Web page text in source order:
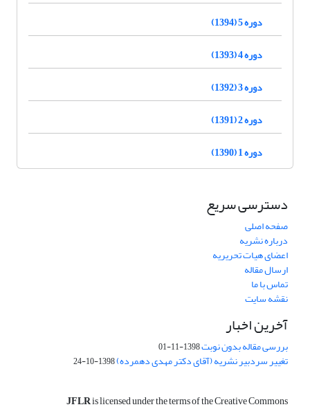
دوره 5 (1394)
دوره 4 (1393)
دوره 3 (1392)
دوره 2 (1391)
دوره 1 (1390)
دسترسی سریع
صفحه اصلی
درباره نشریه
اعضای هیات تحریریه
ارسال مقاله
تماس با ما
نقشه سایت
آخرین اخبار
بررسی مقاله بدون نوبت1398-11-01
تغییر سردبیر نشریه (آقای دکتر مهدی دهمرده)1398-10-24
JFLRis licensed under the terms of the Creative Commons